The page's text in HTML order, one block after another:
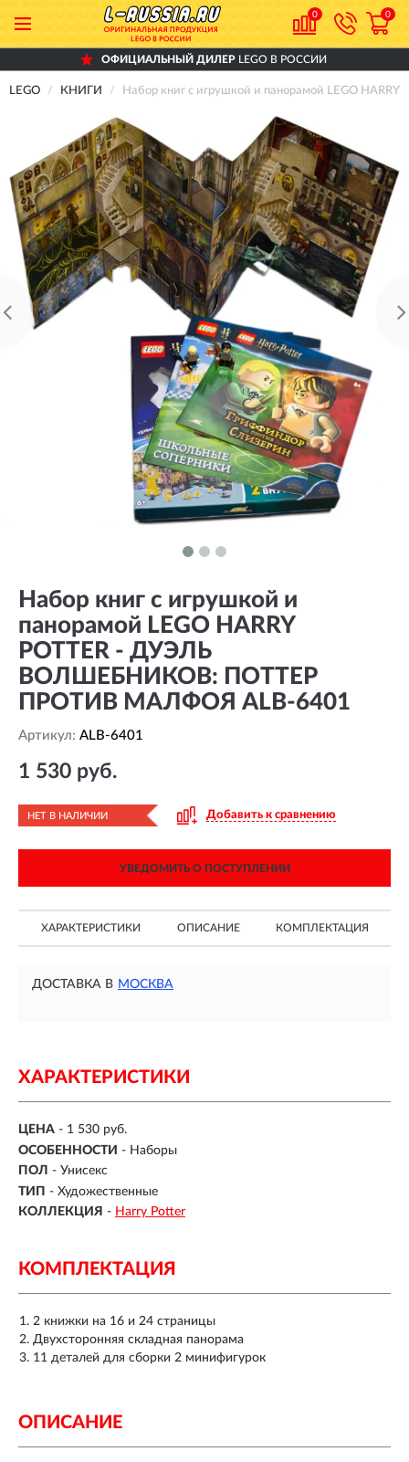
0 0
ОФИЦИАЛЬНЫЙ ДИЛЕР LEGO В РОССИИ
LEGO КНИГИ Набор книг с игрушкой и панорамой LEGO
Набор книг с игрушкой и
панорамой LEGO HARRY
POTTER - ДУЭЛЬ
ВОЛШЕБНИКОВ: ПОТТЕР
ПРОТИВ МАЛФОЯ ALB-6401
Артикул: ALB-6401
1 530 руб.
НЕТ В НАЛИЧИИ Добавить к сравнению
УВЕДОМИТЬ О ПОСТУПЛЕНИИ
ХАРАКТЕРИСТИКИ ОПИСАНИЕ КОМПЛЕКТАЦИЯ
ДОСТАВКА В МОСКВА
ХАРАКТЕРИСТИКИ
ЦЕНА - 1 530 руб.
ОСОБЕННОСТИ - Наборы
ПОЛ - Унисекс
ТИП - Художественные
КОЛЛЕКЦИЯ - Harry Potter
КОМПЛЕКТАЦИЯ
2 книжки на 16 и 24 страницы
Двухсторонняя складная панорама
11 деталей для сборки 2 минифигурок
ОПИСАНИЕ